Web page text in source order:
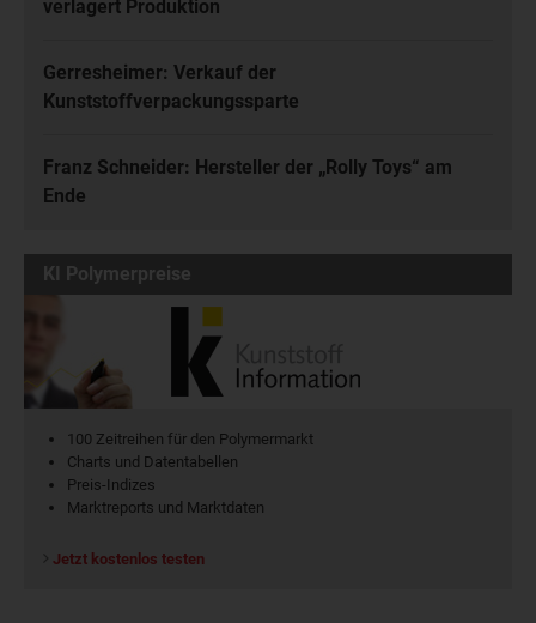
verlagert Produktion
Gerresheimer: Verkauf der
Kunststoffverpackungssparte
Franz Schneider: Hersteller der „Rolly Toys“ am
Ende
KI Polymerpreise
100 Zeitreihen für den Polymermarkt
Charts und Datentabellen
Preis-Indizes
Marktreports und Marktdaten
Jetzt kostenlos testen